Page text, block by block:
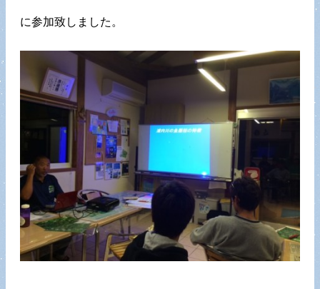
に参加致しました。